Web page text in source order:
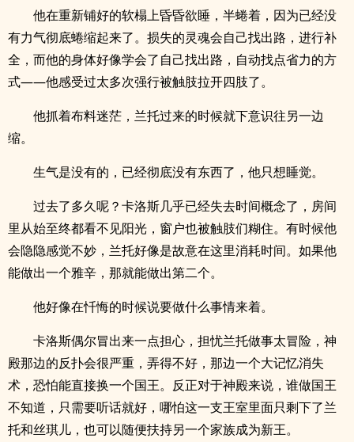
他在重新铺好的软榻上昏昏欲睡，半蜷着，因为已经没
有力气彻底蜷缩起来了。损失的灵魂会自己找出路，进行补
全，而他的身体好像学会了自己找出路，自动找点省力的方
式——他感受过太多次强行被触肢拉开四肢了。
他抓着布料迷茫，兰托过来的时候就下意识往另一边
缩。
生气是没有的，已经彻底没有东西了，他只想睡觉。
过去了多久呢？卡洛斯几乎已经失去时间概念了，房间
里从始至终都看不见阳光，窗户也被触肢们糊住。有时候他
会隐隐感觉不妙，兰托好像是故意在这里消耗时间。如果他
能做出一个雅辛，那就能做出第二个。
他好像在忏悔的时候说要做什么事情来着。
卡洛斯偶尔冒出来一点担心，担忧兰托做事太冒险，神
殿那边的反扑会很严重，弄得不好，那边一个大记忆消失
术，恐怕能直接换一个国王。反正对于神殿来说，谁做国王
不知道，只需要听话就好，哪怕这一支王室里面只剩下了兰
托和丝琪儿，也可以随便扶持另一个家族成为新王。